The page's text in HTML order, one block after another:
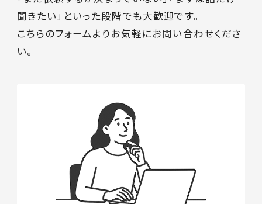
聞きたい」といった段階でも大歓迎です。
こちらのフォームよりお気軽にお問い合わせくださ
い。